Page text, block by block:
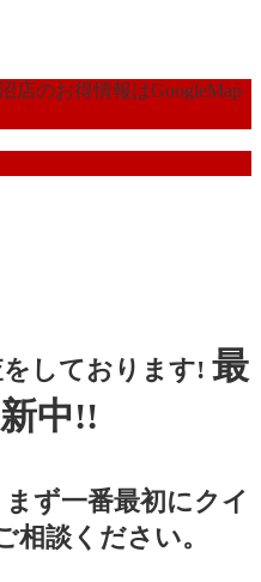
店のお得情報はGoogleMap
しております! 最
中!!
ず一番最初にクイ
相談ください。